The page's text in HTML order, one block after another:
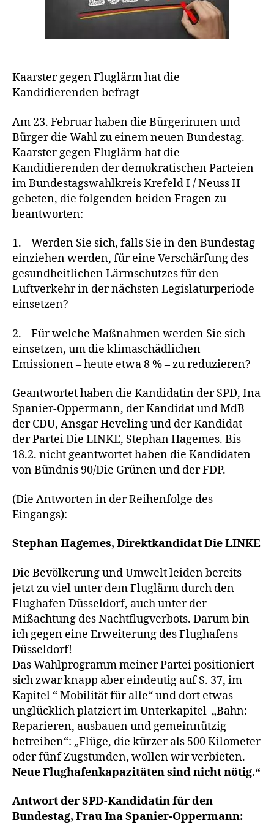
Kaarster gegen Fluglärm hat die
Kandidierenden befragt
Am 23. Februar haben die Bürgerinnen und
Bürger die Wahl zu einem neuen Bundestag.
Kaarster gegen Fluglärm hat die
Kandidierenden der demokratischen Parteien
im Bundestagswahlkreis Krefeld I / Neuss II
gebeten, die folgenden beiden Fragen zu
beantworten:
1. Werden Sie sich, falls Sie in den Bundestag
einziehen werden, für eine Verschärfung des
gesundheitlichen Lärmschutzes für den
Luftverkehr in der nächsten Legislaturperiode
einsetzen?
2. Für welche Maßnahmen werden Sie sich
einsetzen, um die klimaschädlichen
Emissionen – heute etwa 8 % – zu reduzieren?
Geantwortet haben die Kandidatin der SPD, Ina
Spanier-Oppermann, der Kandidat und MdB
der CDU, Ansgar Heveling und der Kandidat
der Partei Die LINKE, Stephan Hagemes. Bis
18.2. nicht geantwortet haben die Kandidaten
von Bündnis 90/Die Grünen und der FDP.
(Die Antworten in der Reihenfolge des
Eingangs):
Stephan Hagemes, Direktkandidat Die LINKE
Die Bevölkerung und Umwelt leiden bereits
jetzt zu viel unter dem Fluglärm durch den
Flughafen Düsseldorf, auch unter der
Mißachtung des Nachtflugverbots. Darum bin
ich gegen eine Erweiterung des Flughafens
Düsseldorf!
Das Wahlprogramm meiner Partei positioniert
sich zwar knapp aber eindeutig auf S. 37, im
Kapitel “ Mobilität für alle“ und dort etwas
unglücklich platziert im Unterkapitel „Bahn:
Reparieren, ausbauen und gemeinnützig
betreiben“: „Flüge, die kürzer als 500 Kilometer
oder fünf Zugstunden, wollen wir verbieten.
Neue Flughafenkapazitäten sind nicht nötig.“
Antwort der SPD-Kandidatin für den
Bundestag, Frau Ina Spanier-Oppermann: